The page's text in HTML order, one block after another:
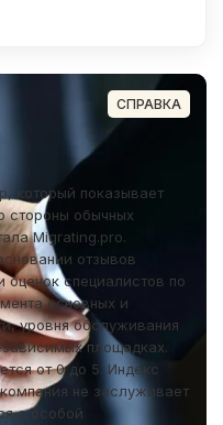
который показывает
стороны обычных
Migrating.pro.
отзывов
оценок специалистов по
основных и
уровня обслуживания
площадках.
от 0 до 5. Индекс
не заслуживает
с особой
СПРАВКА